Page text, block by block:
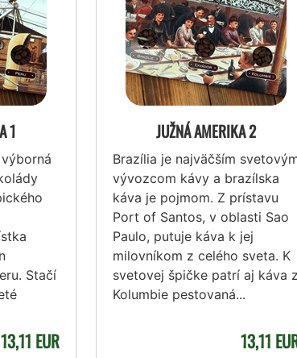
1
Stačí
13,11 EUR
JUŽNÁ AMERIKA 2
Brazília je najväčším
vývozcom kávy a brazílska
káva je pojmom. Z prístavu
Port of Santos, v oblasti Sao
Paulo, putuje káva k jej
milovníkom z celého sveta. K
svetovej špičke patrí aj káva z
Kolumbie pestovaná...
13,11